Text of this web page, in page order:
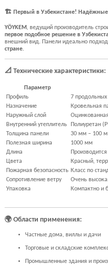
🏗 Первый в Узбекистане!
YÖYKEM, ведущий производитель
первое подобное решение в
внешний вид. Панели идеально
стране.
📐 Технические характеристики:
Параметр
Профиль
7 продольных
Назначение
Кровельная
Наружный слой
Внутренний утеплитель
Полиуретан
Толщина панели
30 мм – 100
Полезная ширина
1000 мм
Длина
Цвета
Красный,
Пожарная безопасность Класс по
Сопротивление ветру
Очень
Упаковка
Компактно и
🌍 Области применения:
Частные дома, виллы и дачи
Торговые и складские
Промышленные здания и